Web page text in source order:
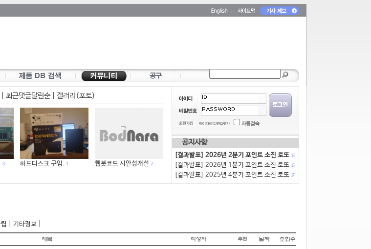
| 최근댓글달린순| 갤러리(포토)
3 하드디스크 구입. 1 웹봇코드 시안성개선 2
공지사항
[결과발표] 2026년 2분기 포인트 소진 로또 13
[결과발표] 2026년 1분기 포인트 소진 로또 15
[결과발표] 2025년 4분기 포인트 소진 로또 17
기타정보